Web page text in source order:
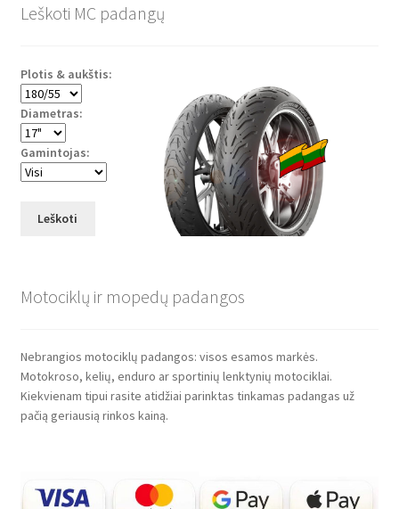
Leškoti MC padangų
Plotis & aukštis:
Diametras:
Gamintojas:
Leškoti
Motociklų ir mopedų padangos
Nebrangios motociklų padangos: visos esamos markės.
Motokroso, kelių, enduro ar sportinių lenktynių motociklai.
Kiekvienam tipui rasite atidžiai parinktas tinkamas padangas už
pačią geriausią rinkos kainą.